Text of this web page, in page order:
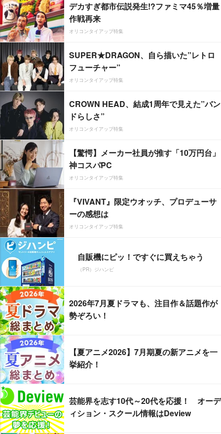
デカすぎ都市伝説発生!?ファミマ45％増量
作戦再来
オリコンタイアップ特集
SUPER★DRAGON、自ら描いた”レトロ
フューチャー”
オリコンタイアップ特集
CROWN HEAD、結成1周年で見えた”バン
ドらしさ”
オリコンタイアップ特集
【驚愕】メーカー社員が推す「10万円台」
神コスパPC
オリコンタイアップ特集
『VIVANT』限定ウオッチ、プロデューサ
ーの感想は
オリコンタイアップ特集
自販機にピッ！ですぐに買えちゃう
（PR）ジハンピ
2026年7月夏ドラマも、注目作＆話題作が
勢ぞろい！
【夏アニメ2026】7月期夏の新アニメを一
挙紹介！
芸能界を志す10代～20代を応援！ オーデ
ィション・スクール情報はDeview